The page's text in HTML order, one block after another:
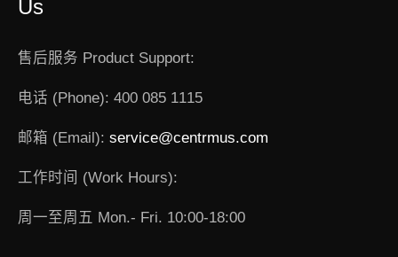
Us
售后服务 Product Support:
电话 (Phone): 400 085 1115
邮箱 (Email): service@centrmus.com
工作时间 (Work Hours):
周一至周五 Mon.- Fri. 10:00-18:00